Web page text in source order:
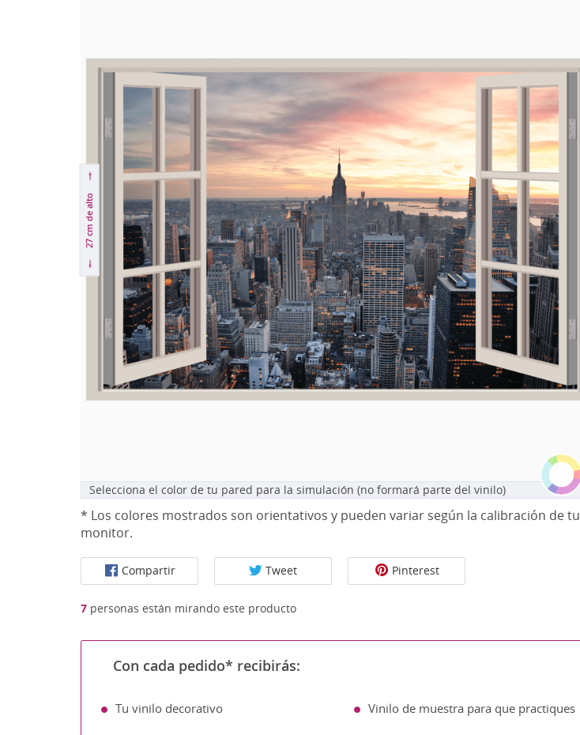
27 cm
de alto
Selecciona el color de tu pared para la simulación (no formará parte del vinilo)
* Los colores mostrados son orientativos y pueden variar según la calibración de tu
monitor.
Compartir Tweet Pinterest
7 personas están mirando este producto
Con cada pedido* recibirás:
Tu vinilo decorativo Vinilo de muestra para que practiques